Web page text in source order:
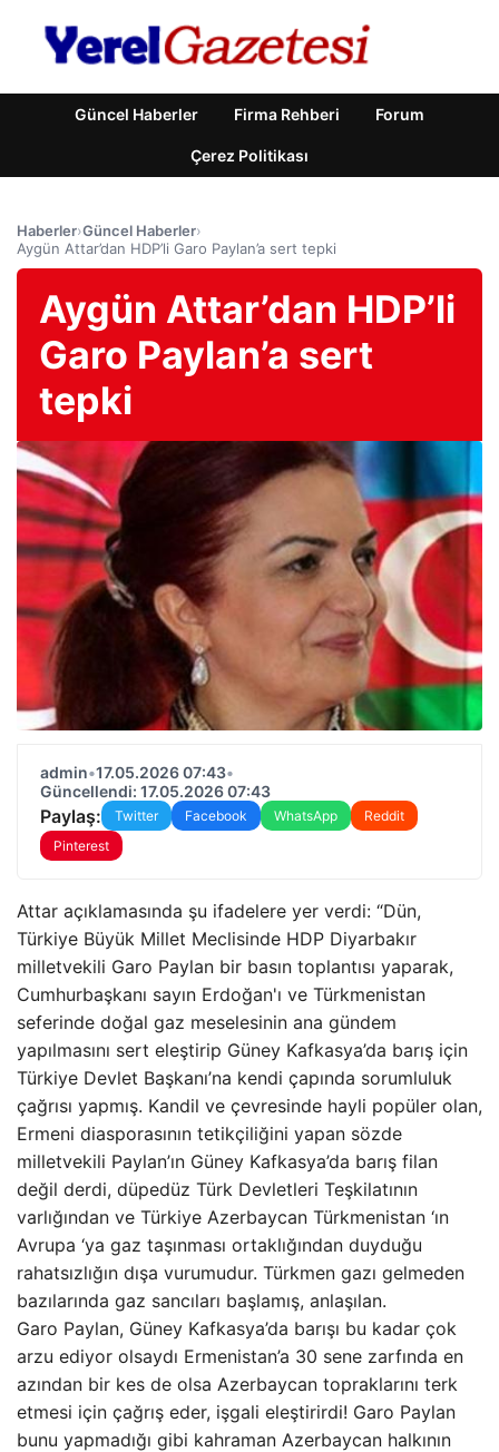
Güncel Haberler Firma Rehberi Forum
Çerez Politikası
Haberler›Güncel Haberler›
Aygün Attar’dan HDP’li Garo Paylan’a sert tepki
Aygün Attar’dan HDP’li
Garo Paylan’a sert
tepki
admin•17.05.2026 07:43•
Güncellendi: 17.05.2026 07:43
Paylaş: Twitter Facebook WhatsApp
Reddit
Pinterest
Attar açıklamasında şu ifadelere yer verdi: “Dün,
Türkiye Büyük Millet Meclisinde HDP Diyarbakır
milletvekili Garo Paylan bir basın toplantısı yaparak,
Cumhurbaşkanı sayın Erdoğan'ı ve Türkmenistan
seferinde doğal gaz meselesinin ana gündem
yapılmasını sert eleştirip Güney Kafkasya’da barış için
Türkiye Devlet Başkanı’na kendi çapında sorumluluk
çağrısı yapmış. Kandil ve çevresinde hayli popüler olan,
Ermeni diasporasının tetikçiliğini yapan sözde
milletvekili Paylan’ın Güney Kafkasya’da barış filan
değil derdi, düpedüz Türk Devletleri Teşkilatının
varlığından ve Türkiye Azerbaycan Türkmenistan ‘ın
Avrupa ‘ya gaz taşınması ortaklığından duyduğu
rahatsızlığın dışa vurumudur. Türkmen gazı gelmeden
bazılarında gaz sancıları başlamış, anlaşılan.
Garo Paylan, Güney Kafkasya’da barışı bu kadar çok
arzu ediyor olsaydı Ermenistan’a 30 sene zarfında en
azından bir kes de olsa Azerbaycan topraklarını terk
etmesi için çağrış eder, işgali eleştirirdi! Garo Paylan
bunu yapmadığı gibi kahraman Azerbaycan halkının